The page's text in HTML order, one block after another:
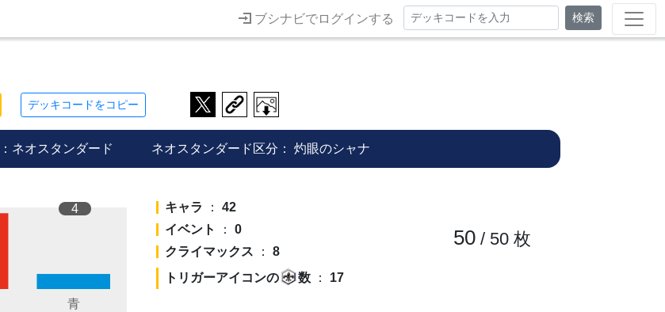
ブシナビでログインする 検索
デッキコードをコピー
ネオスタンダード ネオスタンダード区分： 灼眼のシャナ
4 キャラ ： 42
イベント
： 0
クライマックス ： 8
トリガーアイコンの
数： 17
50/ 50枚